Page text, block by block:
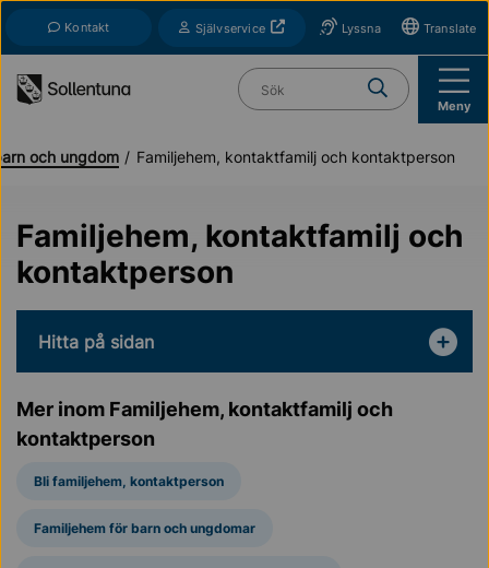
Kontakt SjälvserviceÖppnas i nytt fönsterLyssna Translate
Vad söker du?
Meny
och ungdom Familjehem, kontaktfamilj och kontaktperson
Familjehem, kontaktfamilj och
kontaktperson
Hitta på sidan
Mer inom Familjehem, kontaktfamilj och
kontaktperson
Bli familjehem, kontaktperson
Familjehem för barn och ungdomar